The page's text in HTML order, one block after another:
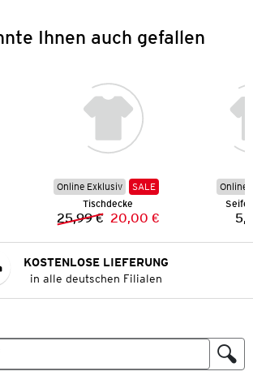
Ihnen auch gefallen
Online Exklusiv
SALE
Tischdecke
Vorheriger Preis:
25,99 € Neuer Preis:
20,00 €
Online
KOSTENLOSE LIEFERUNG
in alle deutschen Filialen